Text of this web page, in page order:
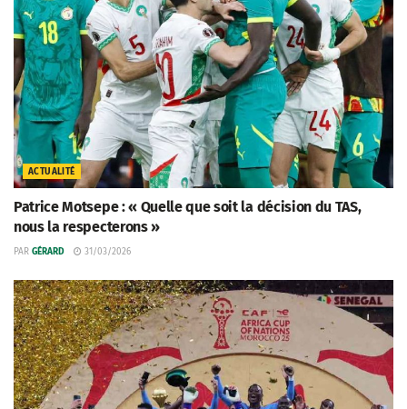
ACTUALITÉ
Patrice Motsepe : « Quelle que soit la décision du TAS,
nous la respecterons »
PAR GÉRARD 31/03/2026